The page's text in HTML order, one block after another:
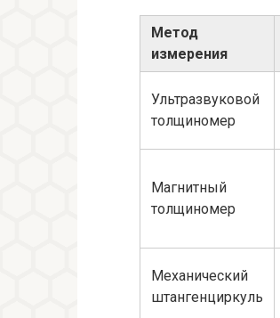
Метод
измерения
Ультразвуковой
толщиномер
Магнитный
толщиномер
Механический
штангенциркуль